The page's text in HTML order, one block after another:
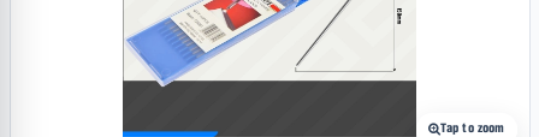
Tap to zoom